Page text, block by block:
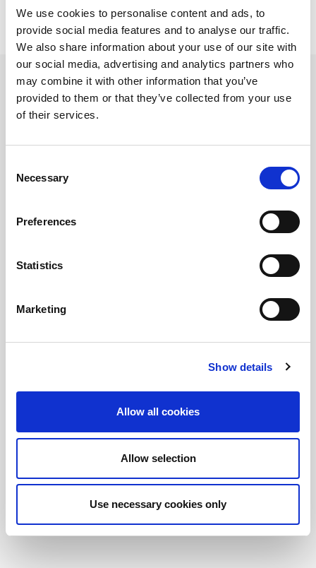
We use cookies to personalise content and ads, to
provide social media features and to analyse our traffic.
We also share information about your use of our site with
our social media, advertising and analytics partners who
may combine it with other information that you’ve
provided to them or that they’ve collected from your use
of their services.
Selection
Necessary
Preferences
Statistics
Marketing
Show details
Allow all cookies
Allow selection
Use necessary cookies only
Prodotti
Utilizzati